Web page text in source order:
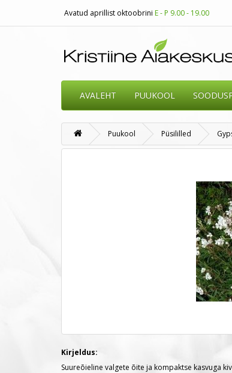
Avatud aprillist oktoobrini E - P 9.00 - 19.00
AVALEHT PUUKOOL
Puukool Püsililled
Kirjeldus:
Suureõieline valgete õite ja kompaktse kasvuga